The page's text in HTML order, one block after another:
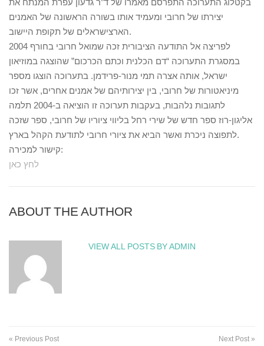
בקטלוג התערוכה התפרסם מאמרו של ד”ר גדעון עפרת המנתח את
יצירתו של חרובי ומעמיד אותו בשורה הראשונה של האמנים
הארצישראלים של תקופת היישוב.
לפריצה אל התודעה הציבורית זכה שמואל חרובי בחורף 2004
במסגרת התערוכה “דם הכלנית וכתם הכרכום” שהוצגה במוזיאון
ישראל, אותה אצרה תמי מנור-פרידמן. בתערוכה הוצגו מספר
מיניאטורות של חרובי, בין יצירותיהם של אמנים אחרים, אשר זכו
לתגובות נלהבות, בעקבות תערוכה זו הוציאה ב-2004 תלמה
אליגון-רוז ספר חדש של שירי רחל בליווי ציוריו של חרובי, ספר שזכה
לתפוצה ניכרת ואשר הביא את ציורי חרובי לתודעת הקהל בארץ.
קישור למכירה:
לחץ כאן
ABOUT THE AUTHOR
VIEW ALL POSTS BY ADMIN
« Previous Post Next Post »